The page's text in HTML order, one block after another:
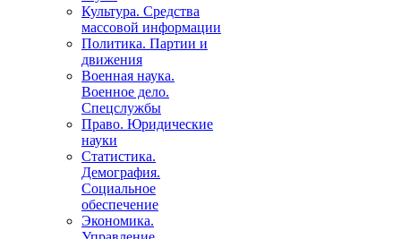
Культура. Средства
массовой информации
Политика. Партии и
движения
Военная наука.
Военное дело.
Спецслужбы
Право. Юридические
науки
Статистика.
Демография.
Социальное
обеспечение
Экономика.